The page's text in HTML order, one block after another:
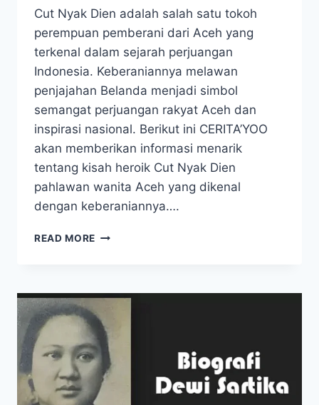
​Cut Nyak Dien adalah salah satu tokoh
perempuan pemberani dari Aceh yang
terkenal dalam sejarah perjuangan
Indonesia. ​​Keberaniannya melawan
penjajahan Belanda menjadi simbol
semangat perjuangan rakyat Aceh dan
inspirasi nasional​. Berikut ini CERITA’YOO
akan memberikan informasi menarik
tentang kisah heroik Cut Nyak Dien
pahlawan wanita Aceh yang dikenal
dengan keberaniannya….
READ MORE KEBERANIAN
MELAWAN
BELANDA